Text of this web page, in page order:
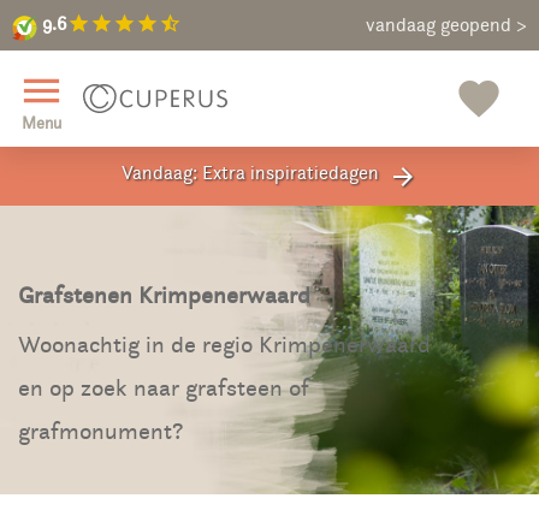
9.6star star star star star_half vandaag geopend >
9.6 Maak een vrijblijvende afspraak
menu
Menu favorite
close
Vandaag: Extra inspiratiedagen arrow_forward
Grafstenen Krimpenerwaard
Woonachtig in de regio Krimpenerwaard
en op zoek naar grafsteen of
grafmonument?